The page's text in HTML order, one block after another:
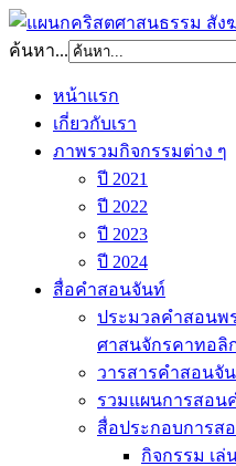
ค้นหา...
หน้าแรก
เกี่ยวกับเรา
ภาพรวมกิจกรรมต่าง ๆ
ปี 2021
ปี 2022
ปี 2023
ปี 2024
สื่อคำสอนจันท์
ประมวลคำสอนพ
ศาสนจักรคาทอลิ
วารสารคำสอนจั
รวมแผนการสอน
สื่อประกอบการส
กิจกรรม เล่